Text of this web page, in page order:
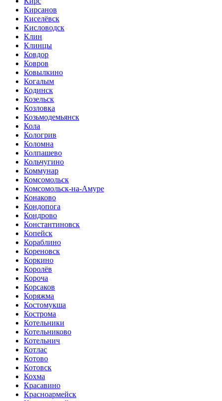
Кирсанов
Киселёвск
Кисловодск
Клин
Клинцы
Ковдор
Ковров
Ковылкино
Когалым
Кодинск
Козельск
Козловка
Козьмодемьянск
Кола
Кологрив
Коломна
Колпашево
Кольчугино
Коммунар
Комсомольск
Комсомольск-на-Амуре
Конаково
Кондопога
Кондрово
Константиновск
Копейск
Кораблино
Кореновск
Коркино
Королёв
Короча
Корсаков
Коряжма
Костомукша
Кострома
Котельники
Котельниково
Котельнич
Котлас
Котово
Котовск
Кохма
Красавино
Красноармейск